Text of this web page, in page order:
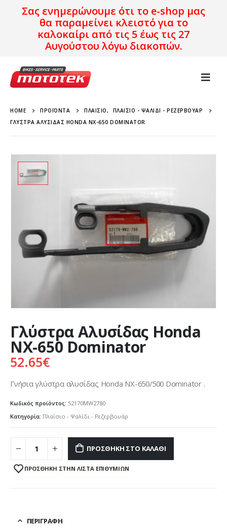
Σας ενημερώνουμε ότι το e-shop μας
θα παραμείνει κλειστό για το
καλοκαίρι από τις 5 έως τις 27
Αυγούστου λόγω διακοπών.
HOME ΠΡΟΪΌΝΤΑ ΠΛΑΊΣΙΟ,
ΠΛΑΊΣΙΟ - ΨΑΛΊΔΙ - ΡΕΖΕΡΒΟΥΆΡ
ΓΛΎΣΤΡΑ AΛΥΣΊΔΑΣ HONDA NX-650 DOMINATOR
Γλύστρα Aλυσίδας Honda
NX-650 Dominator
52.65€
Γνήσια γλύστρα αλυσίδας Honda ΝΧ-650/500 Dominator .
Κωδικός προϊόντος: 52170MW2780
Κατηγορία: Πλαίσιο - Ψαλίδι - Ρεζερβουάρ
ΠΡΟΣΘΉΚΗ ΣΤΟ ΚΑΛΆΘΙ
ΠΡΌΣΘΉΚΗ ΣΤΗΝ ΛΊΣΤΑ ΕΠΙΘΥΜΙΏΝ
ΠΕΡΙΓΡΑΦΉ